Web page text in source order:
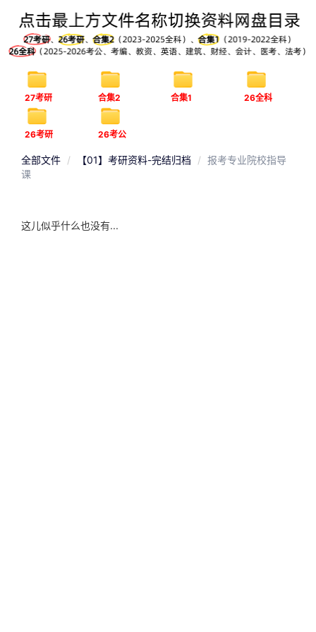
27考研 合集2 合集1 26全科
26考研 26考公
全部文件 【01】考研资料-完结归档
报考专业院校指导
课
这儿似乎什么也没有...